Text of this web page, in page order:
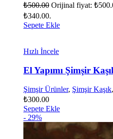
₺500.00 Orijinal fiyat:
₺340.00.
Sepete Ekle
Hızlı İncele
El Yapımı Şimşir
Şimşir Ürünler, Şimşir Kaşık,
₺300.00
Sepete Ekle
- 29%